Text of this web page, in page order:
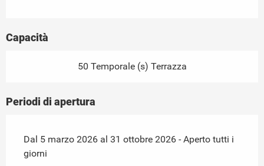
Capacità
50 Temporale (s) Terrazza
Periodi di apertura
Dal 5 marzo 2026 al 31 ottobre 2026 - Aperto tutti i
giorni